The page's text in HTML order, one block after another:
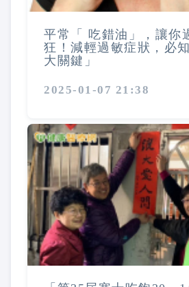
平常「 吃錯油」，讓你
狂！減輕過敏症狀，必
大關鍵」
2025-01-07 21:38